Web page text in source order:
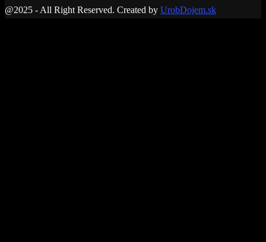
@2025 - All Right Reserved. Created by UrobDojem.sk